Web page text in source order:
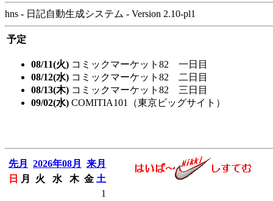
hns - 日記自動生成システム - Version 2.10-pl1
予定
08/11(火) コミックマーケット82 一日目
08/12(水) コミックマーケット82 二日目
08/13(木) コミックマーケット82 三日目
09/02(水) COMITIA101（東京ビッグサイト）
先月 2026年08月
来月
日
月 火 水 木 金 土
1